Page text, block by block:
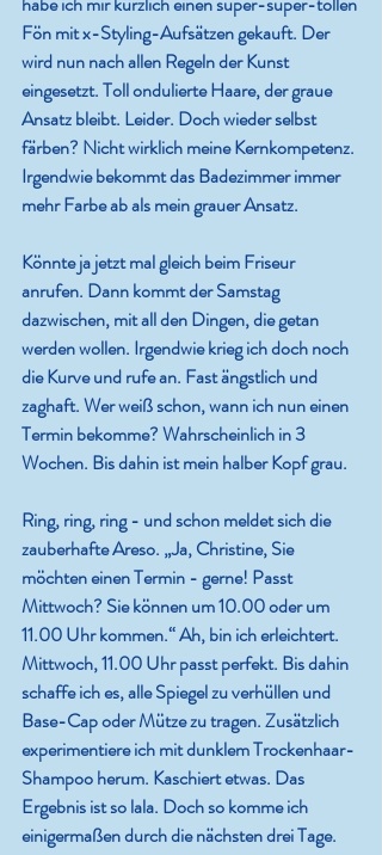
Fön mit x-Styling-Aufsätzen gekauft. Der
wird nun nach allen Regeln der Kunst
eingesetzt. Toll ondulierte Haare, der graue
Ansatz bleibt. Leider. Doch wieder selbst
färben? Nicht wirklich meine Kernkompetenz.
Irgendwie bekommt das Badezimmer immer
mehr Farbe ab als mein grauer Ansatz.
Könnte ja jetzt mal gleich beim Friseur
anrufen. Dann kommt der Samstag
dazwischen, mit all den Dingen, die getan
werden wollen. Irgendwie krieg ich doch noch
die Kurve und rufe an. Fast ängstlich und
zaghaft. Wer weiß schon, wann ich nun einen
Termin bekomme? Wahrscheinlich in 3
Wochen. Bis dahin ist mein halber Kopf grau.
Ring, ring, ring - und schon meldet sich die
zauberhafte Areso. „Ja, Christine, Sie
möchten einen Termin - gerne! Passt
Mittwoch? Sie können um 10.00 oder um
11.00 Uhr kommen.“ Ah, bin ich erleichtert.
Mittwoch, 11.00 Uhr passt perfekt. Bis dahin
schaffe ich es, alle Spiegel zu verhüllen und
Base-Cap oder Mütze zu tragen. Zusätzlich
experimentiere ich mit dunklem Trockenhaar-
Shampoo herum. Kaschiert etwas. Das
Ergebnis ist so lala. Doch so komme ich
einigermaßen durch die nächsten drei Tage.